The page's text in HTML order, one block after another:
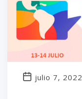
julio 7, 2022